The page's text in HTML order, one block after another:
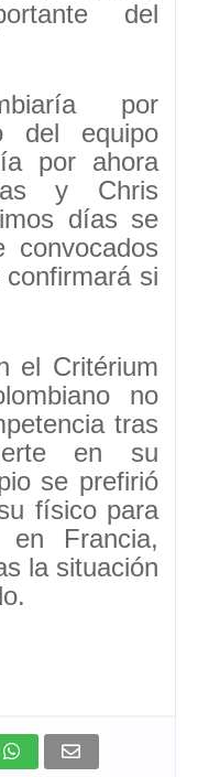
del
por
del equipo
por ahora
y Chris
días se
convocados
si
el Critérium
no
tras
en su
se prefirió
físico para
en Francia,
la situación